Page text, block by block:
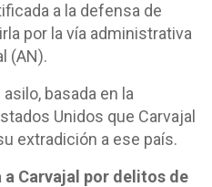
a la defensa de
por la vía administrativa
(AN).
basada en la
Unidos que Carvajal
extradición a ese país.
Carvajal por delitos de